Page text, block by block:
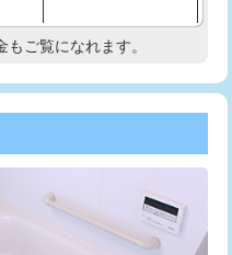
現地調査
33,000円
もご覧になれます。